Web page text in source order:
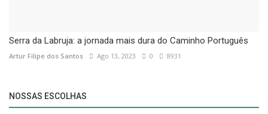
Serra da Labruja: a jornada mais dura do Caminho Português
Artur Filipe dos Santos Ago 13, 2023 0 8931
NOSSAS ESCOLHAS